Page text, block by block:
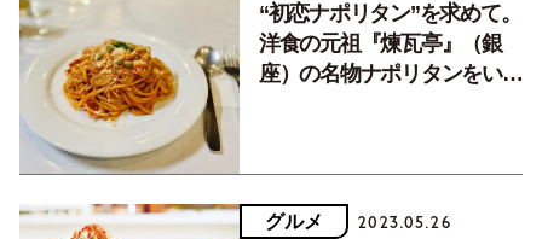
“初恋ナポリタン”を求めて。
洋食の元祖『煉瓦亭』（銀
座）の名物ナポリタンをいた
グルメ 2023.05.26